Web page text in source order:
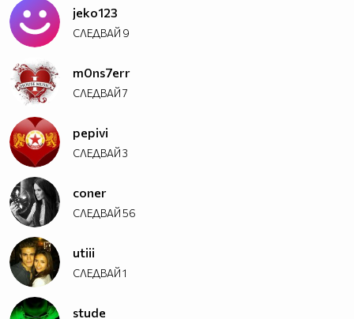
jeko123
СЛЕДВАЙ 9
m0ns7err
СЛЕДВАЙ7
pepivi
СЛЕДВАЙ3
coner
СЛЕДВАЙ56
utiii
СЛЕДВАЙ1
stude